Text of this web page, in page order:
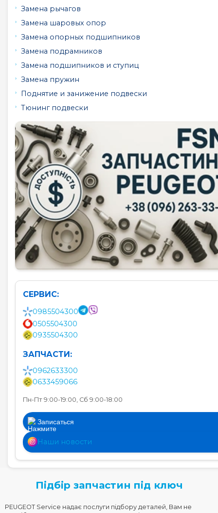
Замена рычагов
Замена шаровых опор
Замена опорных подшипников
Замена подрамников
Замена подшипников и ступиц
Замена пружин
Поднятие и занижение подвески
Тюнинг подвески
СЕРВИС:
0985504300
0505504300
0935504300
ЗАПЧАСТИ:
0962633300
0633459066
Пн-Пт 9:00-19:00, Сб 9:00-18:00
Записаться
Наши новости
Підбір запчастин під ключ
PEUGEOT Service надає послуги підбору деталей, Вам не